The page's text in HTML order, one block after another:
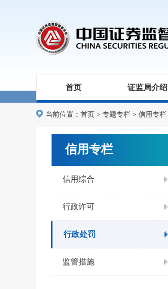
首页 证监局介绍
当前位置： 首页 > 专题专栏 > 信用专栏
信用专栏
信用综合
行政许可
行政处罚
监管措施